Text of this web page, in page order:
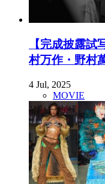
【完成披露
村万作・野村
4 Jul, 2025
MOVIE